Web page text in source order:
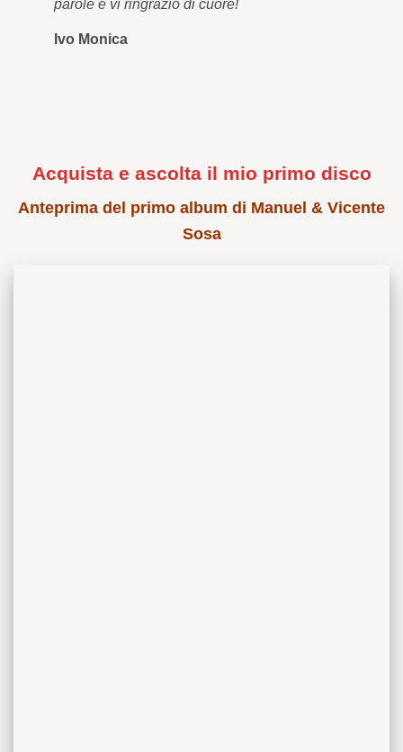
parole e vi ringrazio di cuore!
Ivo Monica
Acquista e ascolta il mio primo disco
Anteprima del primo album di Manuel & Vicente
Sosa